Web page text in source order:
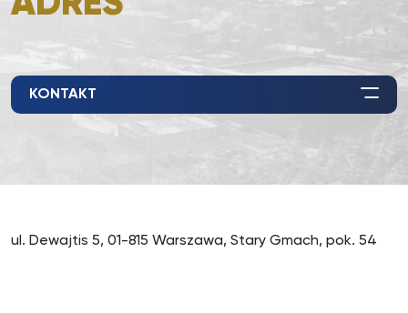
KONTAKT
ul. Dewajtis 5, 01-815 Warszawa, Stary Gmach, pok. 54